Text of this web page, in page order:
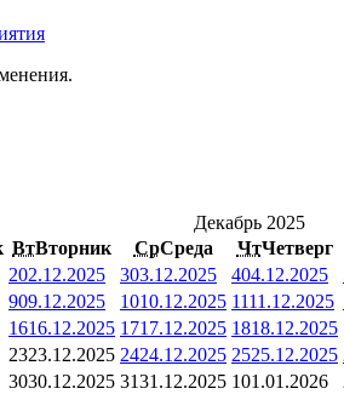
Декабрь 2025
ВтВторник СрСреда ЧтЧетверг
202.12.2025 303.12.2025 404.12.2025
909.12.2025 1010.12.2025 1111.12.2025
1616.12.2025 1717.12.2025 1818.12.2025
2323.12.2025 2424.12.2025 2525.12.2025
3030.12.2025 3131.12.2025 101.01.2026